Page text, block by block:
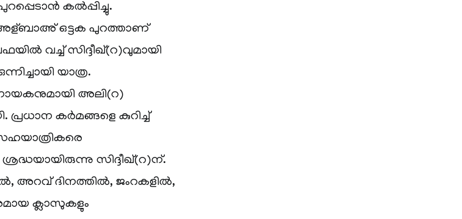
കല്‍പ്പിച്ചു.
ഒട്ടക പുറത്താണ്
വച്ച് സിദ്ദീഖ്(റ)വുമായി
യാത്ര.
അലി(റ)
പ്രധാന കര്‍മങ്ങളെ കുറിച്ച്
സിദ്ദീഖ്(റ)ന്.
അറവ് ദിനത്തില്‍, ജംറകളില്‍,
ക്ലാസുകളും